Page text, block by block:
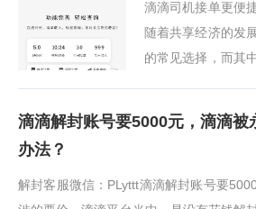
滴滴司机接单更便
随着共享经济的发
的常见选择，而其
你介绍滴滴···
滴滴解封账号要5000元，滴滴被
办法？
解封客服微信：PLyttt滴滴解封账号要